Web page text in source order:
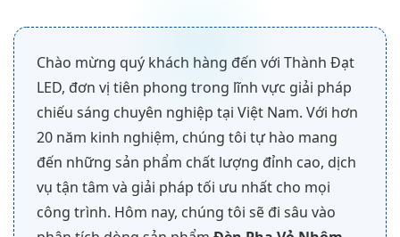
Chào mừng quý khách hàng đến với Thành Đạt
LED, đơn vị tiên phong trong lĩnh vực giải pháp
chiếu sáng chuyên nghiệp tại Việt Nam. Với hơn
20 năm kinh nghiệm, chúng tôi tự hào mang
đến những sản phẩm chất lượng đỉnh cao, dịch
vụ tận tâm và giải pháp tối ưu nhất cho mọi
công trình. Hôm nay, chúng tôi sẽ đi sâu vào